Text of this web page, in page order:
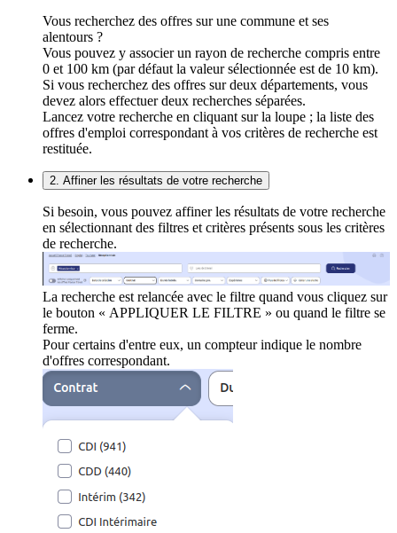
Vous recherchez des offres sur une commune et ses
alentours ?
Vous pouvez y associer un rayon de recherche compris entre
0 et 100 km (par défaut la valeur sélectionnée est de 10 km).
Si vous recherchez des offres sur deux départements, vous
devez alors effectuer deux recherches séparées.
Lancez votre recherche en cliquant sur la loupe ; la liste des
offres d'emploi correspondant à vos critères de recherche est
restituée.
2. Affiner les résultats de votre recherche
Si besoin, vous pouvez affiner les résultats de votre recherche
en sélectionnant des filtres et critères présents sous les critères
de recherche.
La recherche est relancée avec le filtre quand vous cliquez sur
le bouton « APPLIQUER LE FILTRE » ou quand le filtre se
ferme.
Pour certains d'entre eux, un compteur indique le nombre
d'offres correspondant.